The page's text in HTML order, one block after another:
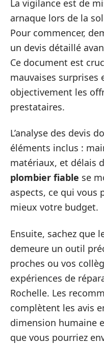
La vigilance est de
arnaque lors de la
Pour commencer,
un devis détaillé
Ce document est
mauvaises surprises
objectivement les
prestataires.
L’analyse des devis
éléments inclus :
matériaux, et délais
plombier fiable se
aspects, ce qui vous
mieux votre budget.
Ensuite, sachez que
demeure un outil
proches ou vos
expériences de
Rochelle. Les
complètent les avis
dimension humaine
que vous pourriez